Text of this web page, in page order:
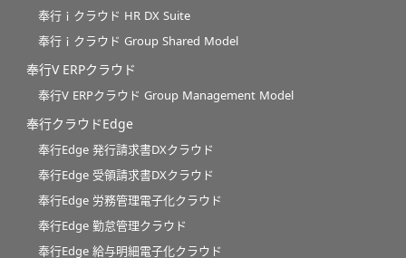
奉行ｉクラウド HR DX Suite
奉行ｉクラウド Group Shared Model
奉行V ERPクラウド
奉行V ERPクラウド Group Management Model
奉行クラウドEdge
奉行Edge 発行請求書DXクラウド
奉行Edge 受領請求書DXクラウド
奉行Edge 労務管理電子化クラウド
奉行Edge 勤怠管理クラウド
奉行Edge 給与明細電子化クラウド